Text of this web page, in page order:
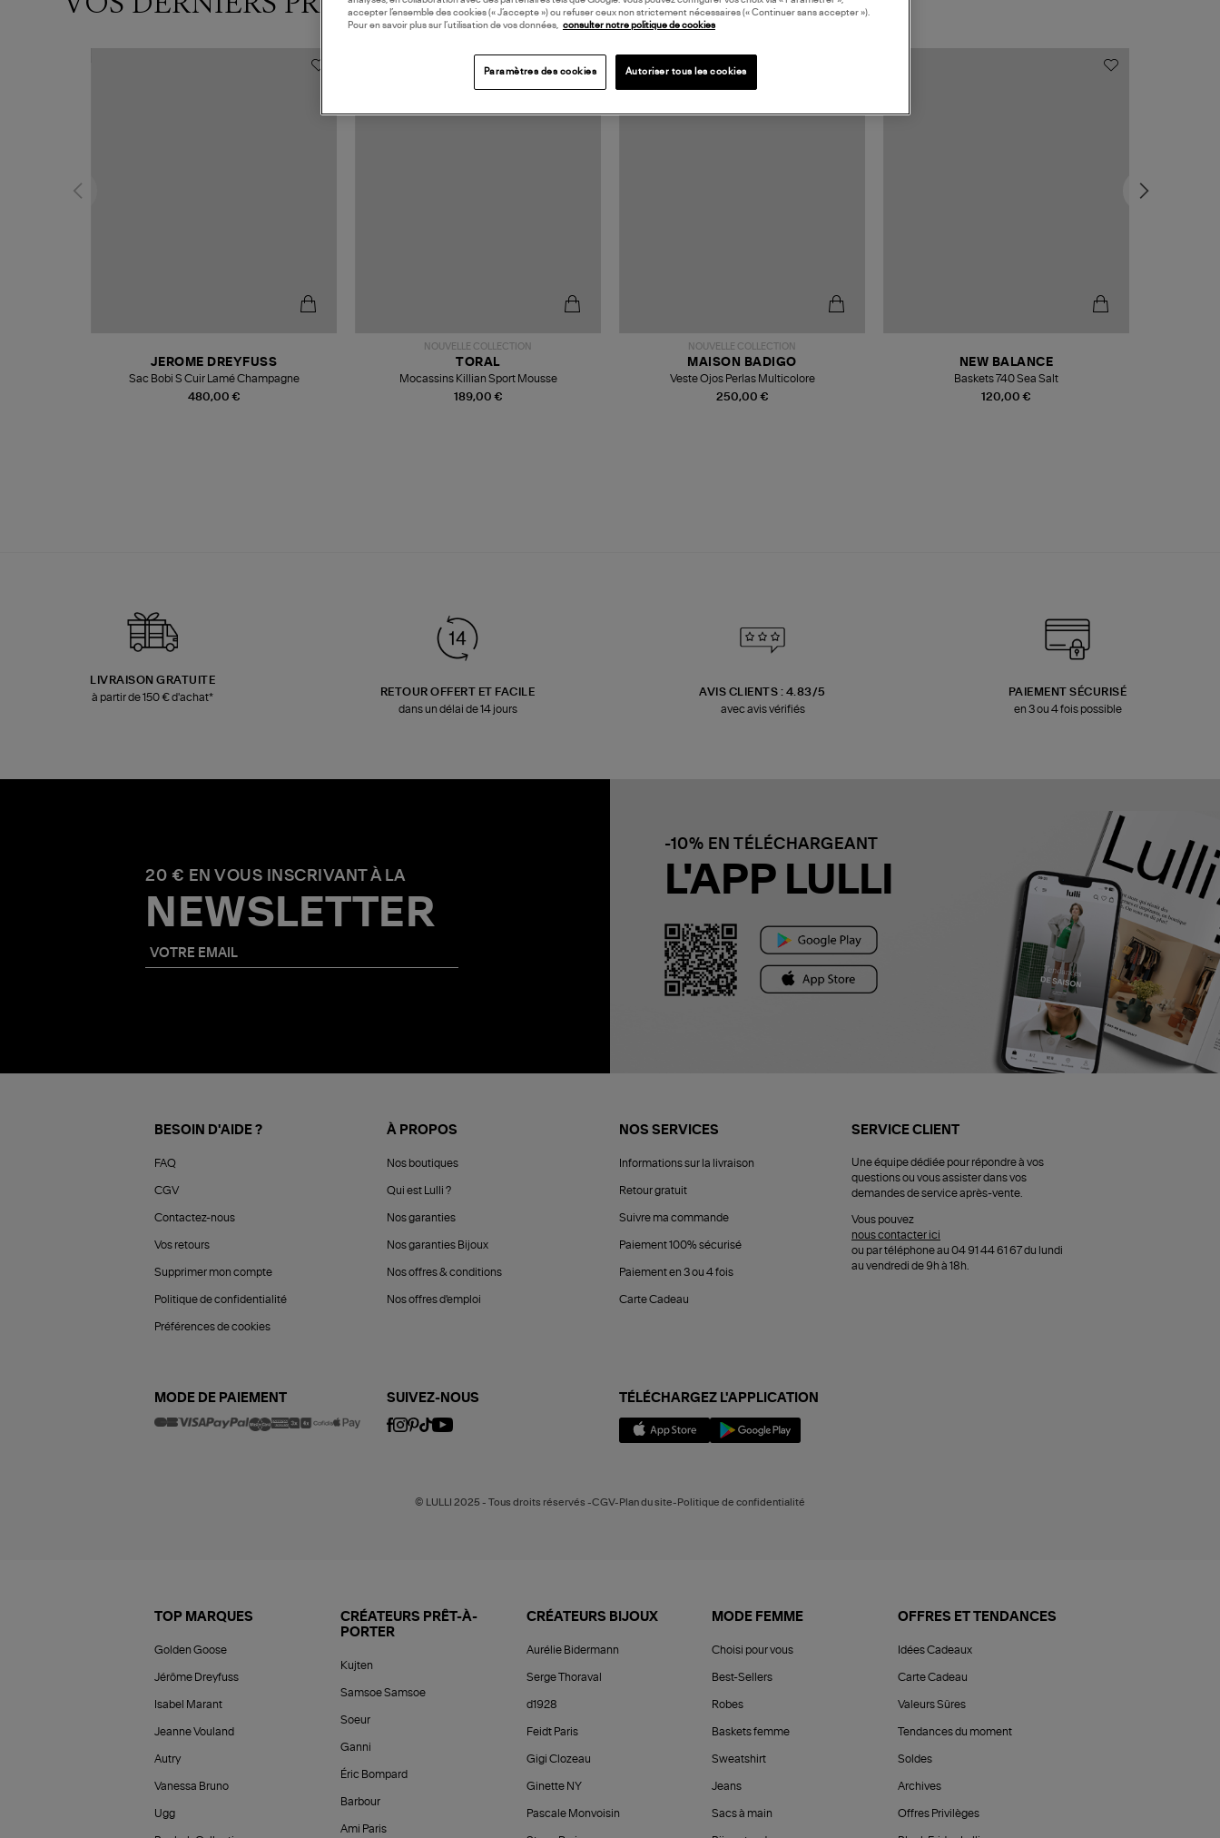
480,00 €
JEROME DREYFUSS
Sac Bobi S Cuir Lamé Champagne
NOUVELLE COLLECTION
189,00 €
TORAL
Mocassins Killian Sport Mousse
NOUVELLE COLLECTION
250,00 €
MAISON BADIGO
Veste Ojos Perlas Multicolore
120,00 €
NEW BALANCE
Baskets 740 Sea Salt
LIVRAISON GRATUITE
à partir de 150 € d'achat*
RETOUR OFFERT ET FACILE
dans un délai de 14 jours
AVIS CLIENTS : 4.83/5
avec avis vérifiés
PAIEMENT SÉCURISÉ
en 3 ou 4 fois possible
20 € EN VOUS INSCRIVANT À LA
NEWSLETTER
-10% EN TÉLÉCHARGEANT
L'APP LULLI
BESOIN D'AIDE ?
FAQ
CGV
Contactez-nous
Vos retours
Supprimer mon compte
Politique de confidentialité
Préférences de cookies
À PROPOS
Nos boutiques
Qui est Lulli ?
Nos garanties
Nos garanties Bijoux
Nos offres & conditions
Nos offres d'emploi
NOS SERVICES
Informations sur la livraison
Retour gratuit
Suivre ma commande
Paiement 100% sécurisé
Paiement en 3 ou 4 fois
Carte Cadeau
SERVICE CLIENT
Une équipe dédiée pour répondre à vos
questions ou vous assister dans vos
demandes de service après-vente.
Vous pouvez
nous contacter ici
ou par téléphone au 04 91 44 61 67 du lundi
au vendredi de 9h à 18h.
MODE DE PAIEMENT SUIVEZ-NOUS TÉLÉCHARGEZ L'APPLICATION
© LULLI 2025 - Tous droits réservés -CGV-Plan du site-Politique de confidentialité
TOP MARQUES
Golden Goose
Jérôme Dreyfuss
Isabel Marant
Jeanne Vouland
Autry
Vanessa Bruno
Ugg
CRÉATEURS PRÊT-À-
PORTER
Kujten
Samsoe Samsoe
Soeur
Ganni
Éric Bompard
Barbour
Ami Paris
CRÉATEURS BIJOUX
Aurélie Bidermann
Serge Thoraval
d1928
Feidt Paris
Gigi Clozeau
Ginette NY
Pascale Monvoisin
MODE FEMME
Choisi pour vous
Best-Sellers
Robes
Baskets femme
Sweatshirt
Jeans
Sacs à main
OFFRES ET TENDANCES
Idées Cadeaux
Carte Cadeau
Valeurs Sûres
Tendances du moment
Soldes
Archives
Offres Privilèges
accepter l’ensemble des cookies (« J’accepte ») ou refuser ceux non strictement nécessaires (« Continuer sans accepter »).
Pour en savoir plus sur l’utilisation de vos données,
consulter notre politique de cookies
Paramètres des cookies Autoriser tous les cookies